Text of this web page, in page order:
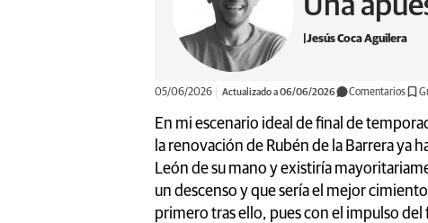
Jesús Coca Aguilera
05/06/2026 Actualizado a 06/06/2026 Comentarios
En mi escenario ideal de final de
la renovación de Rubén de la Barrera ya
León de su mano y existiría
un descenso y que sería el mejor
primero tras ello, pues con el impulso